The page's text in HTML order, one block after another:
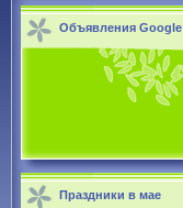
Объявления Google
Праздники в мае